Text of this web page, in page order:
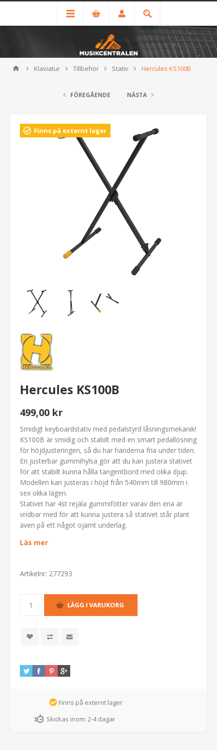
Klaviatur Tillbehör Stativ Hercules KS100B
FÖREGÅENDE NÄSTA
Finns på externt lager
Hercules KS100B
499,00 kr
Smidigt keyboardstativ med pedalstyrd låsningsmekanik!
KS100B är smidig och stabilt med en smart pedallösning
för höjdjusteringen, så du har händerna fria under tiden.
En justerbar gummihylsa gör att du kan justera stativet
för att stabilt kunna hålla tangentbord med olika djup.
Modellen kan justeras i höjd från 540mm till 980mm i
sex olika lägen.
Stativet har 4st rejäla gummifötter varav den ena är
vridbar med för att kunna justera så stativet står plant
även på ett något ojämt underlag.
Läs mer
Artikelnr: 277293
Finns på externt lager
Skickas inom: 2-4 dagar